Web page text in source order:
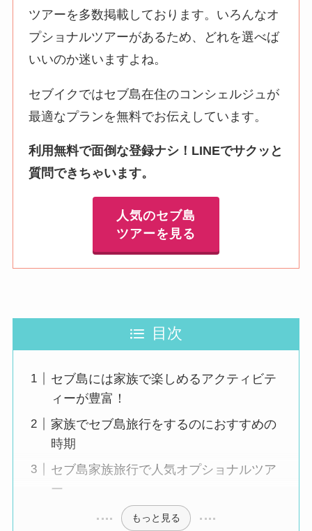
ツアーを多数掲載しております。いろんなオ
プショナルツアーがあるため、どれを選べば
いいのか迷いますよね。
セブイクではセブ島在住のコンシェルジュが
最適なプランを無料でお伝えしています。
利用無料で面倒な登録ナシ！LINEでサクッと
質問できちゃいます。
人気のセブ島
ツアーを見る
目次
セブ島には家族で楽しめるアクティビテ
ィーが豊富！
家族でセブ島旅行をするのにおすすめの
時期
セブ島家族旅行で人気オプショナルツア
ー
もっと見る